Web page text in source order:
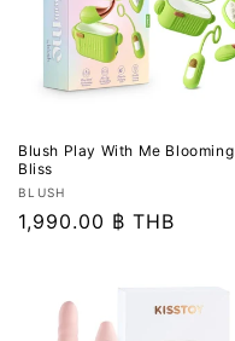
Blush Play With Me Blooming
Bliss
เวน
เด
BLUSH
ราคา
1,990.00 ฿ THB